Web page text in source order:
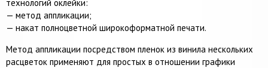
технологий оклейки:
— метод аппликации;
— накат полноцветной широкоформатной печати.
Метод аппликации посредством пленок из винила нескольких
расцветок применяют для простых в отношении графики